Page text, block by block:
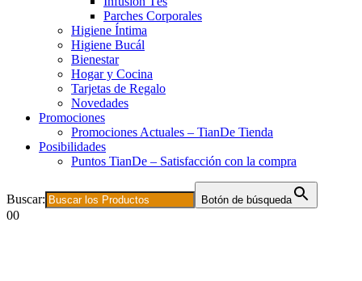
Parches Corporales
Higiene Íntima
Higiene Bucál
Bienestar
Hogar y Cocina
Tarjetas de Regalo
Novedades
Promociones
Promociones Actuales – TianDe Tienda
Posibilidades
Puntos TianDe – Satisfacción con la compra
Buscar: Botón de búsqueda
00